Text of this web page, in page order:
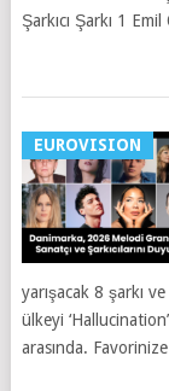
Şarkıcı Şarkı 1
EUROVISION
yarışacak 8 şarkı
ülkeyi
arasında. Favorinize